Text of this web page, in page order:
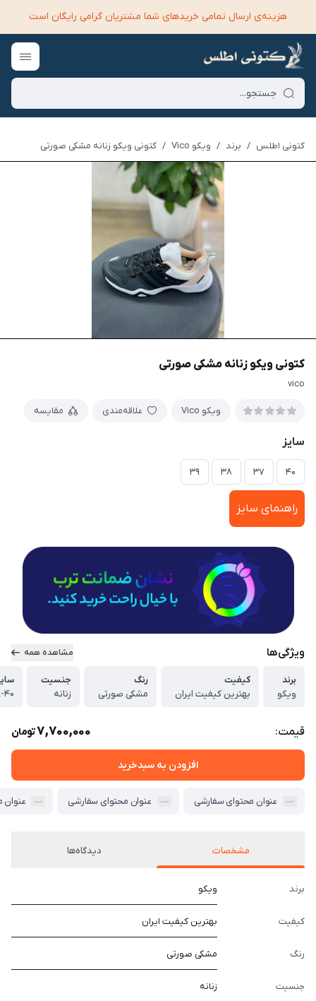
هزینه‌ی ارسال تمامی خرید‌های شما مشتریان گرامی رایگان است
کتونی اطلس / برند / ویکو Vico / کتونی ویکو زنانه مشکی صورتی
کتونی ویکو زنانه مشکی صورتی
vico
ویکو Vico علاقه‌مندی مقایسه
سایز
۴۰ ۳۷ ۳۸ ۳۹
راهنمای سایز
ویژگی‌ها مشاهده همه
برند
ویکو
کیفیت
بهترین کیفیت ایران
رنگ
مشکی صورتی
جنسیت
زنانه
قیمت: 7,700,000تومان
افزودن به سبدخرید
عنوان محتوای سفارشی عنوان محتوای سفارشی عنوان
مشخصات دیدگاه‌ها
برند ویکو
کیفیت بهترین کیفیت ایران
رنگ مشکی صورتی
جنسیت زنانه